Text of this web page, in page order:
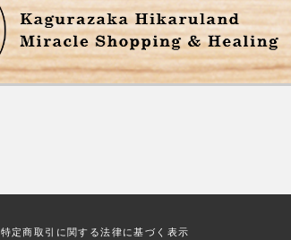
特定商取引に関する法律に基づく表示